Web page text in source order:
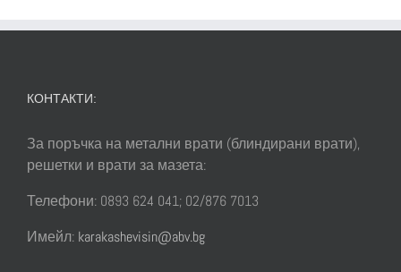
КОНТАКТИ:
За поръчка на метални врати (блиндирани врати),
решетки и врати за мазета:
Телефони: 0893 624 041; 02/876 7013
Имейл: karakashevisin@abv.bg